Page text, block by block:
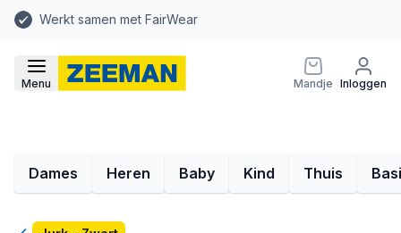
Werkt samen met FairWear
Menu Mandje Inloggen
Dames Heren Baby Kind Thuis